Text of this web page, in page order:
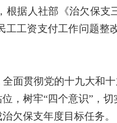
据人社部《治欠保支
工工资支付工作问题整
面贯彻党的十九大和
，树牢“四个意识” ，
欠保支年度目标任务。